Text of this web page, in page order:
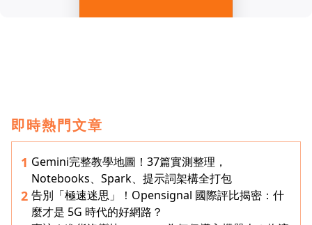
即時熱門文章
1 Gemini完整教學地圖！37篇實測整理，
Notebooks、Spark、提示詞架構全打包
2 告別「極速迷思」！Opensignal 國際評比揭密：什
麼才是 5G 時代的好網路？